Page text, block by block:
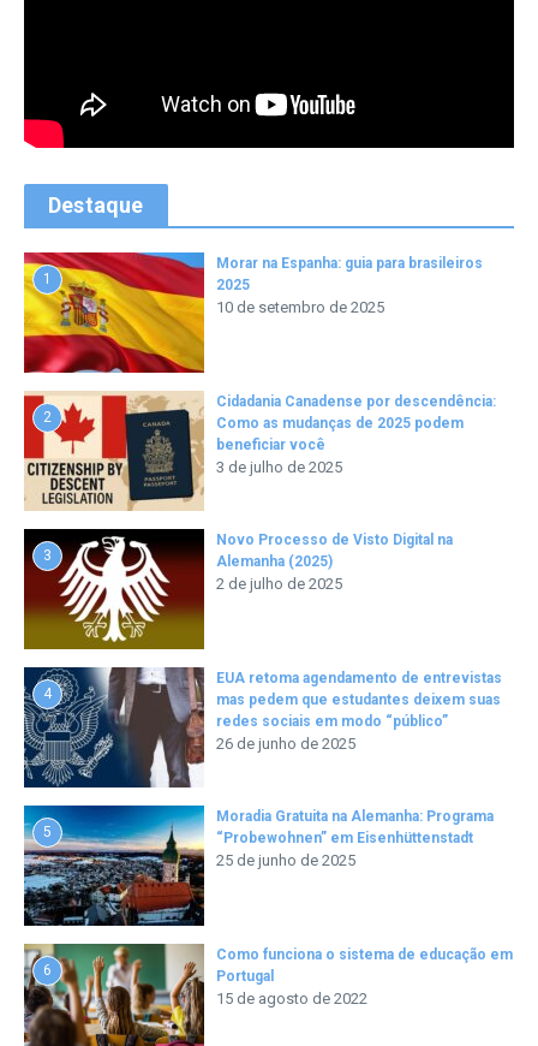
Destaque
1
Morar na Espanha: guia para brasileiros
2025
10 de setembro de 2025
2
Cidadania Canadense por descendência:
Como as mudanças de 2025 podem
beneficiar você
3 de julho de 2025
3
Novo Processo de Visto Digital na
Alemanha (2025)
2 de julho de 2025
4
EUA retoma agendamento de entrevistas
mas pedem que estudantes deixem suas
redes sociais em modo “público”
26 de junho de 2025
5
Moradia Gratuita na Alemanha: Programa
“Probewohnen” em Eisenhüttenstadt
25 de junho de 2025
6
Como funciona o sistema de educação em
Portugal
15 de agosto de 2022